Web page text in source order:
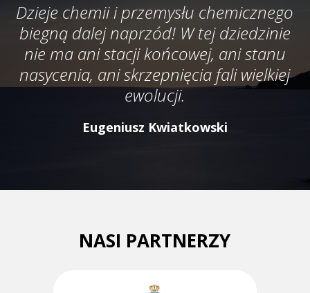
Dzieje chemii i przemysłu chemicznego
biegną dalej naprzód! W tej dziedzinie
nie ma ani stacji końcowej, ani stanu
nasycenia, ani skrzepnięcia fali wielkiej
ewolucji.
Eugeniusz Kwiatkowski
NASI PARTNERZY